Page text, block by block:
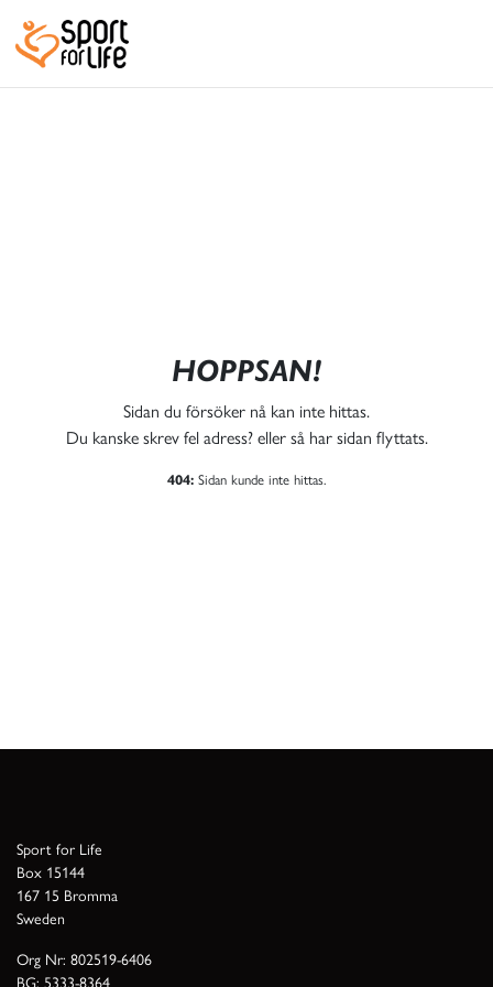
HOPPSAN!
Sidan du försöker nå kan inte hittas.
Du kanske skrev fel adress? eller så har sidan flyttats.
404: Sidan kunde inte hittas.
Sport for Life
Box 15144
167 15 Bromma
Sweden
Org Nr: 802519-6406
BG: 5333-8364